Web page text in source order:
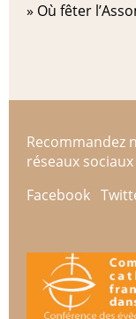
» Où fêter
Recommandez
réseaux
Facebook